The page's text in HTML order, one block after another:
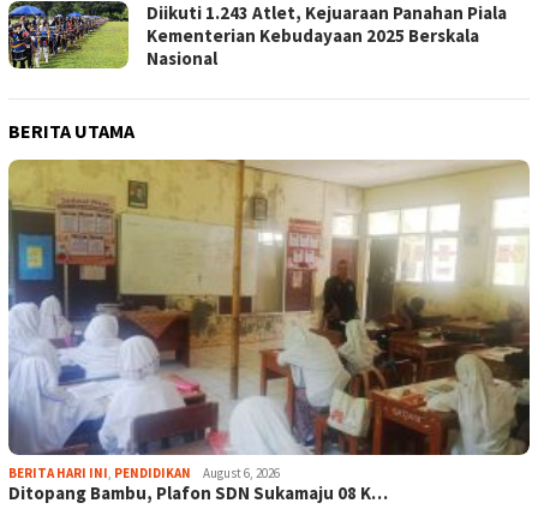
Diikuti 1.243 Atlet, Kejuaraan Panahan Piala
Kementerian Kebudayaan 2025 Berskala
Nasional
BERITA UTAMA
BERITA HARI INI, PENDIDIKAN August 6, 2026
Ditopang Bambu, Plafon SDN Sukamaju 08 K…